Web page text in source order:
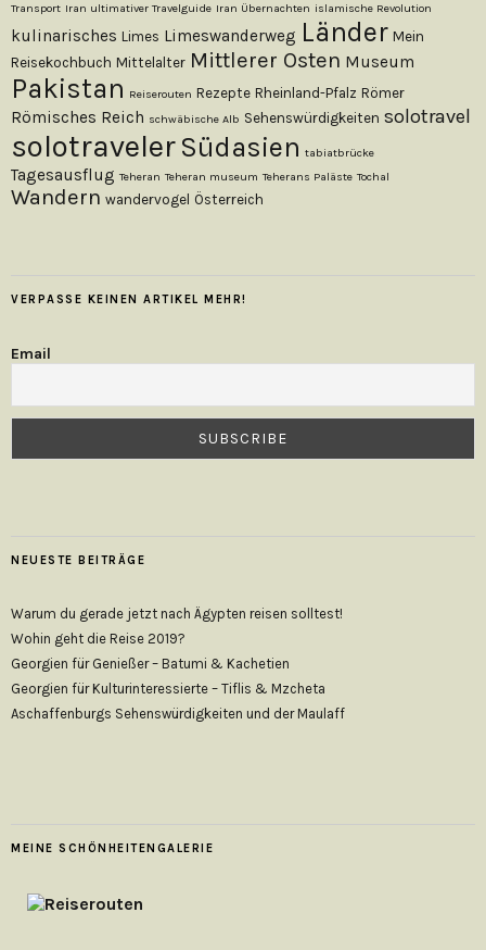
Transport Iran ultimativer Travelguide Iran Übernachten islamische Revolution
kulinarisches Limes Limeswanderweg Länder Mein
Reisekochbuch Mittelalter Mittlerer Osten Museum
Pakistan Reiserouten Rezepte Rheinland-Pfalz Römer
Römisches Reich schwäbische Alb Sehenswürdigkeiten solotravel
solotraveler Südasien tabiatbrücke
Tagesausflug Teheran Teheran museum Teherans Paläste Tochal
Wandern wandervogel Österreich
VERPASSE KEINEN ARTIKEL MEHR!
Email
NEUESTE BEITRÄGE
Warum du gerade jetzt nach Ägypten reisen solltest!
Wohin geht die Reise 2019?
Georgien für Genießer – Batumi & Kachetien
Georgien für Kulturinteressierte – Tiflis & Mzcheta
Aschaffenburgs Sehenswürdigkeiten und der Maulaff
MEINE SCHÖNHEITENGALERIE